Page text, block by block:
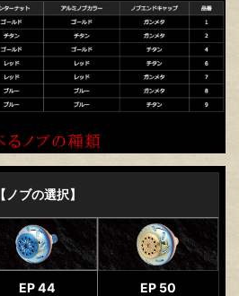
【ノブの選択】
EP 44 EP 50